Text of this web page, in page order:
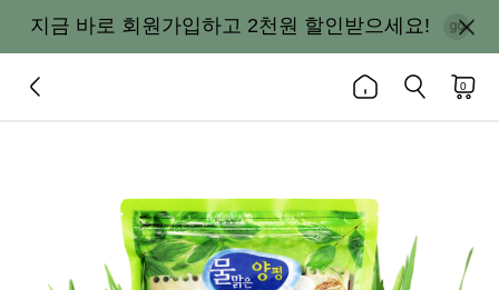
지금 바로 회원가입하고 2천원 할인받으세요!
0